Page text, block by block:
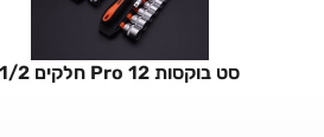
סט בוקסות Pro 12 חלקים 1/2